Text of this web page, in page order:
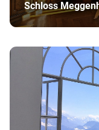
Schloss